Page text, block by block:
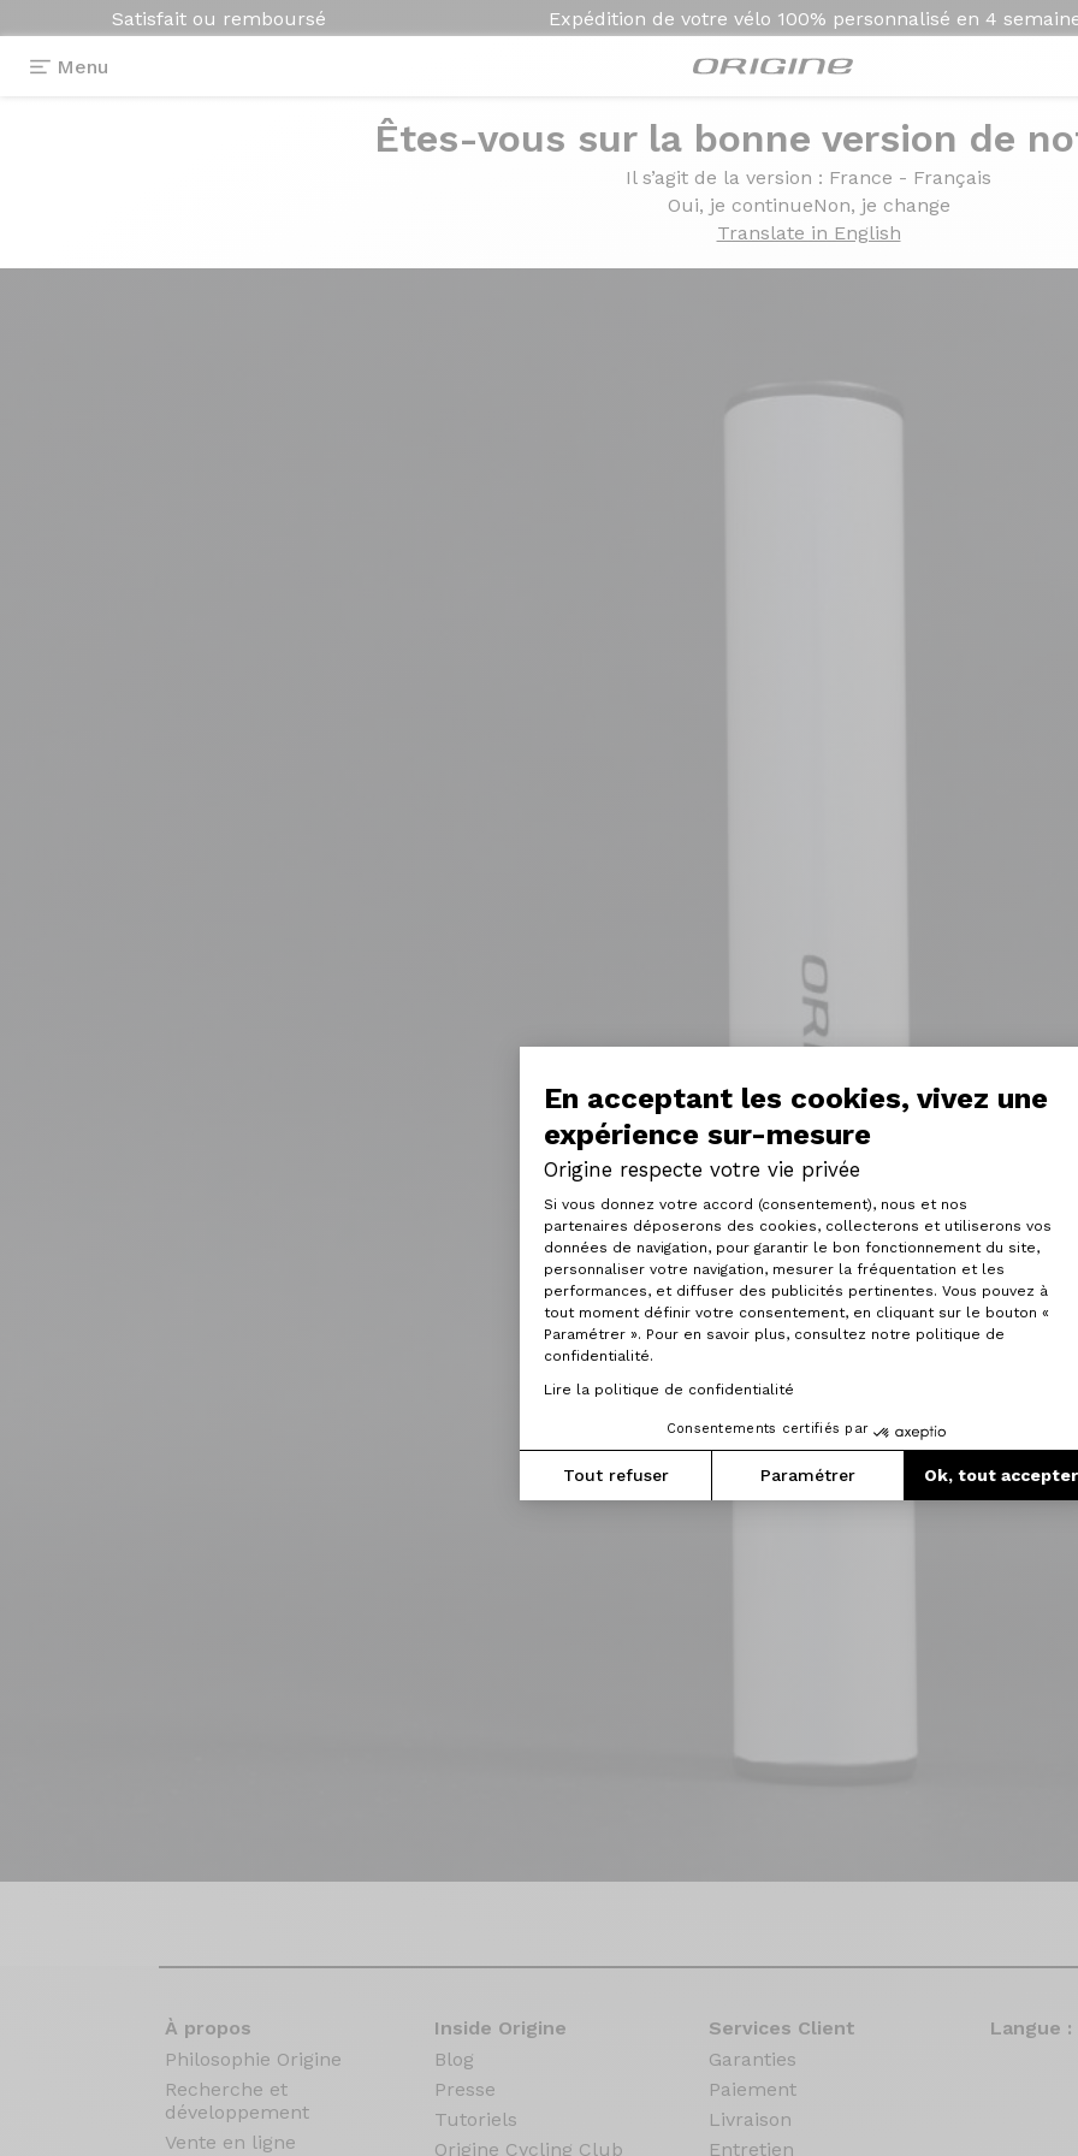
En acceptant les cookies, vivez une
expérience sur-mesure
Origine respecte votre vie privée
Plateforme de Gestion du
Si vous donnez votre accord (consentement), nous et nos
partenaires déposerons des cookies, collecterons et utiliserons vos
données de navigation, pour garantir le bon fonctionnement du site,
personnaliser votre navigation, mesurer la fréquentation et les
performances, et diffuser des publicités pertinentes. Vous pouvez à
tout moment définir votre consentement, en cliquant sur le bouton «
Paramétrer ». Pour en savoir plus, consultez notre politique de
confidentialité.
Lire la politique de confidentialité
Consentements certifiés par
Tout refuser Paramétrer Ok, tout accepter
Axeptio consent
Satisfait ou remboursé Expédition de votre vélo 100% personnalisé en 4
Menu
Êtes-vous sur la bonne version de
Il s’agit de la version : France - Français
Oui, je continueNon, je change
Translate in English
À propos
Philosophie Origine
Recherche et
développement
Vente en ligne
Inside Origine
Blog
Presse
Tutoriels
Origine Cycling Club
Services Client
Garanties
Paiement
Livraison
Entretien
Langue :